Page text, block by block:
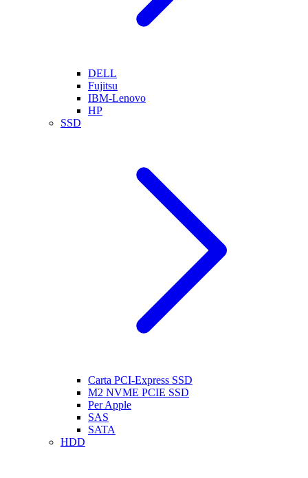
DELL
Fujitsu
IBM-Lenovo
HP
SSD
Carta PCI-Express SSD
M2 NVME PCIE SSD
Per Apple
SAS
SATA
HDD